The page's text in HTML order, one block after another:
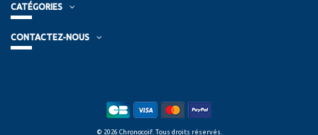
CATÉGORIES
CONTACTEZ-NOUS
© 2026 Chronocoif. Tous droits réservés.